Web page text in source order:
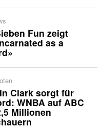
Fun zeigt
as a
Clark sorgt für
WNBA auf ABC
Millionen